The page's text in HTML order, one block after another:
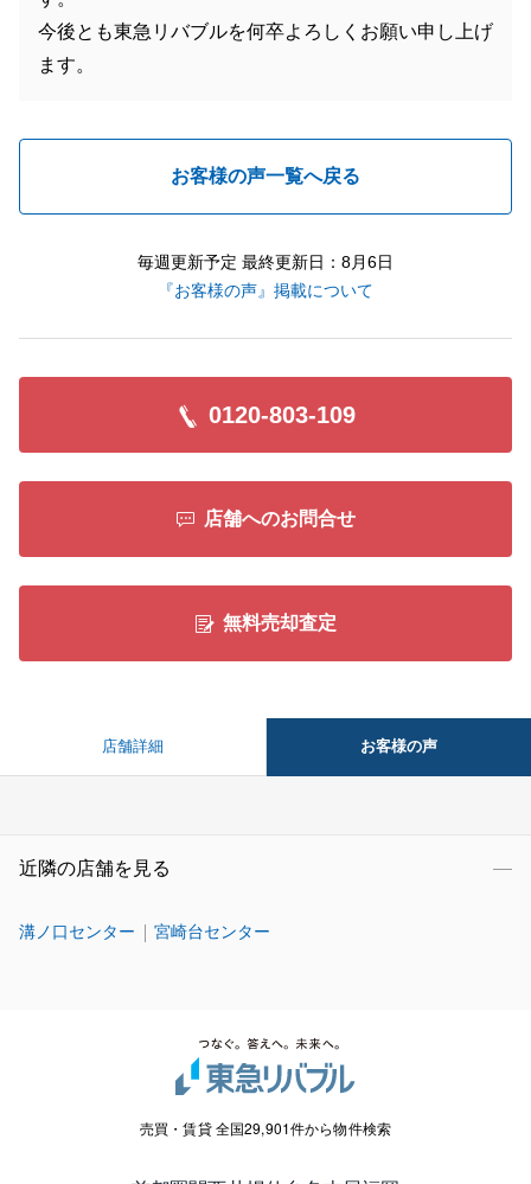
今後とも東急リバブルを何卒よろしくお願い申し上げ
ます。
お客様の声一覧へ戻る
毎週更新予定 最終更新日：8月6日
『お客様の声』掲載について
0120-803-109
店舗へのお問合せ
無料売却査定
店舗詳細 お客様の声
近隣の店舗を見る
溝ノ口センター 宮崎台センター
売買・賃貸 全国29,901件から物件検索